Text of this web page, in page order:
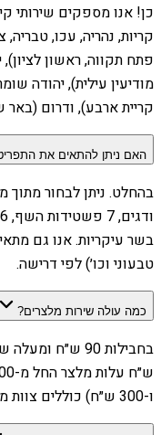
כן! אנו מספקים שירותי
קריות, נהריה, עכו,
פתח תקווה, ראשון
מודיעין עילית), יהודה
קריית ארבע), ודרום
האם ניתן להתאים את
בשר עיקריות. אנו גם
טבעוני וכו׳) לפי דרישה.
כמה עולה שירות מלצרים?
ו-300 ש״ח) כוללים צוות מלצרים מקצועי במחיר.